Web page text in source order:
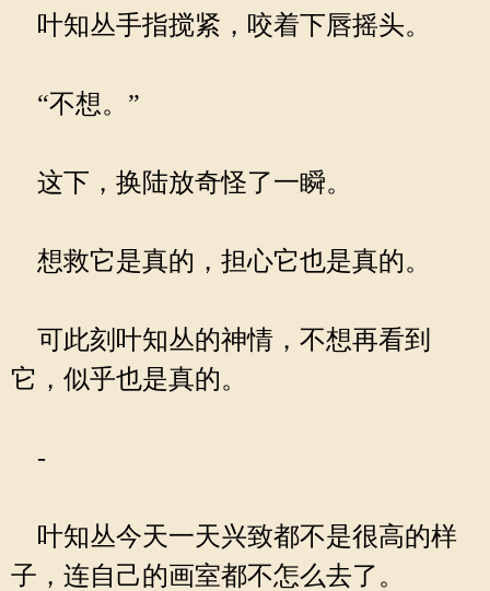
叶知丛手指搅紧，咬着下唇摇头。
“不想。”
这下，换陆放奇怪了一瞬。
想救它是真的，担心它也是真的。
可此刻叶知丛的神情，不想再看到
它，似乎也是真的。
-
叶知丛今天一天兴致都不是很高的样
子，连自己的画室都不怎么去了。